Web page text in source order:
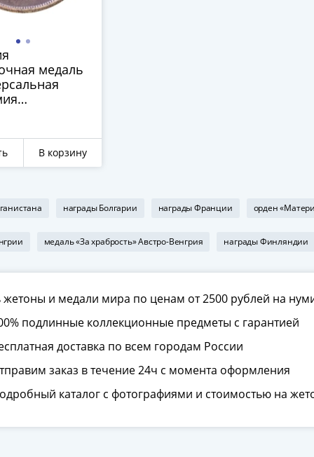
медаль
1910
В корзину
награды Болгарии награды Франции орден
медаль «За храбрость» Австро-Венгрия награды Финляндии
жетоны и медали мира по ценам от 2500 рублей на
подлинные коллекционные предметы с гарантией
доставка по всем городам России
заказ в течение 24ч с момента оформления
каталог с фотографиями и стоимостью на